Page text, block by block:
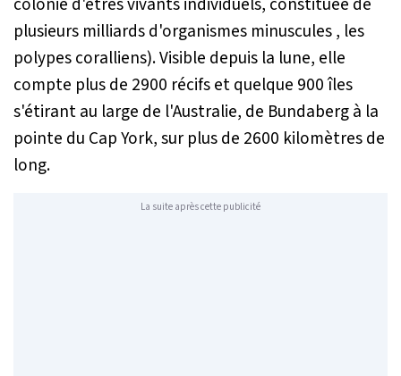
plusieurs milliards d'organismes minuscules , les
polypes coralliens). Visible depuis la lune, elle
compte plus de 2900 récifs et quelque 900 îles
s'étirant au large de l'Australie, de Bundaberg à la
pointe du Cap York, sur plus de 2600 kilomètres de
long.
La suite après cette publicité